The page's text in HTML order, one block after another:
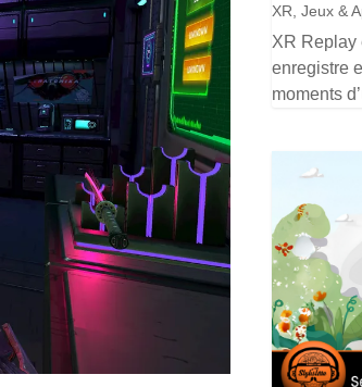
XR ,Jeux &
XR Replay
enregistre
moments